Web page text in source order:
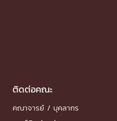
ติดต่อคณะ
คณาจารย์ / บุคลากร